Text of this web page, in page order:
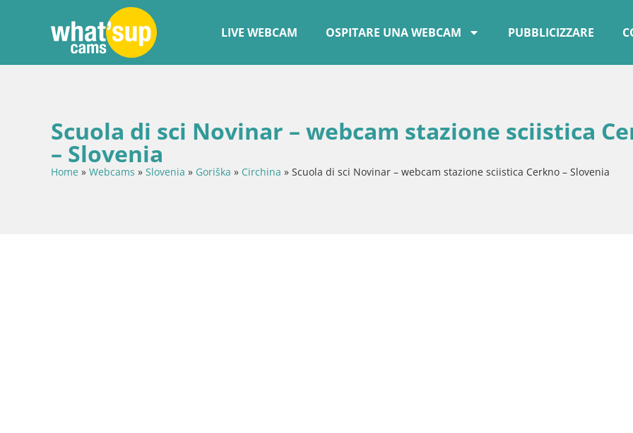
LIVE WEBCAM OSPITARE UNA WEBCAM PUBBLICIZZARE
Scuola di sci Novinar – webcam stazione sciistica
– Slovenia
Home » Webcams » Slovenia » Goriška » Circhina » Scuola di sci Novinar – webcam stazione sciistica Cerkno – Slovenia